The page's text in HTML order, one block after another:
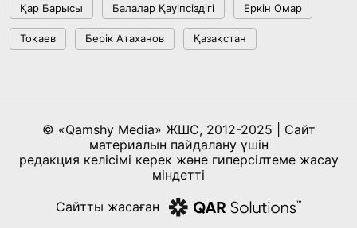
18:22, 17 Шілде 2026
10:28, 15 Шілде 2026
Қазақстан ҰҚК: уақыт сын-қатерлері және
ұлттық мүддені қорғау
Қар Барысы Балалар Қауіпсіздігі Еркін Омар
Тоқаев Берік Атаханов Қазақстан
© «Qamshy Media» ЖШС, 2012-2025 | Сайт
материалын пайдалану үшін
редакция келісімі керек және гиперсілтеме жасау
міндетті
Сайтты жасаған